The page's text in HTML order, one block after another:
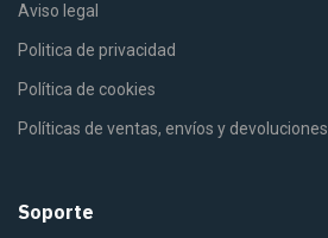
Aviso legal
Politica de privacidad
Política de cookies
Políticas de ventas, envíos y devoluciones
Soporte